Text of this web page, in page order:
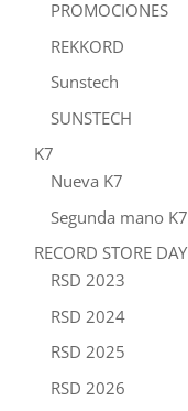
PROMOCIONES
REKKORD
Sunstech
SUNSTECH
K7
Nueva K7
Segunda mano K7
RECORD STORE DAY
RSD 2023
RSD 2024
RSD 2025
RSD 2026